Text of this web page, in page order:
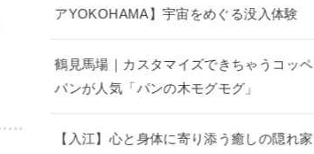
アYOKOHAMA】宇宙をめぐる没入体験
鶴見馬場｜カスタマイズできちゃうコッペ
パンが人気「パンの木モグモグ」
【入江】心と身体に寄り添う癒しの隠れ家